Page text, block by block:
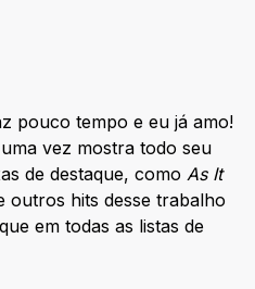
pouco tempo e eu já amo!
vez mostra todo seu
de destaque, como As It
outros hits desse trabalho
em todas as listas de